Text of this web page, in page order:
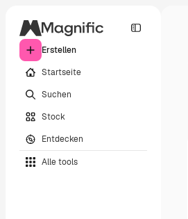
Erstellen
Startseite
Suchen
Stock
Entdecken
Alle tools